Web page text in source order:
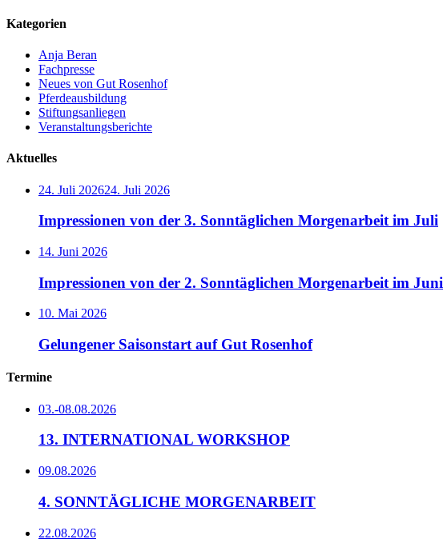
Kategorien
Anja Beran
Fachpresse
Neues von Gut Rosenhof
Pferdeausbildung
Stiftungsanliegen
Veranstaltungsberichte
Aktuelles
24. Juli 202624. Juli 2026
Impressionen von der 3. Sonntäglichen Morgenarbeit im Juli
14. Juni 2026
Impressionen von der 2. Sonntäglichen Morgenarbeit im Juni
10. Mai 2026
Gelungener Saisonstart auf Gut Rosenhof
Termine
03.-08.08.2026
13. INTERNATIONAL WORKSHOP
09.08.2026
4. SONNTÄGLICHE MORGENARBEIT
22.08.2026